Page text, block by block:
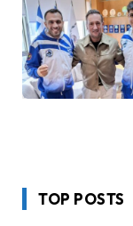
TOP POSTS